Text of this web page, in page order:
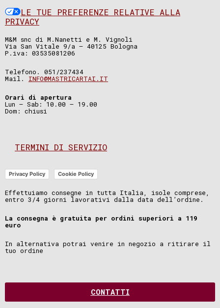
LE TUE PREFERENZE RELATIVE ALLA
PRIVACY
M&M snc di M.Nanetti e M. Vignoli
Via San Vitale 9/a – 40125 Bologna
P.iva: 03535081206
Telefono. 051/237434
Mail. INFO@MASTRICARTAI.IT
Orari di apertura
Lun – Sab: 10.00 – 19.00
Dom: chiusi
TERMINI DI SERVIZIO
Privacy Policy Cookie Policy
Effettuiamo consegne in tutta Italia, isole comprese,
entro 3/4 giorni lavorativi dalla data dell’ordine.
La consegna è gratuita per ordini superiori a 119
euro
In alternativa potrai venire in negozio a ritirare il
tuo ordine
CONTATTI